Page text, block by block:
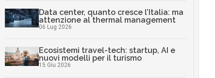
Data center, quanto cresce l’Italia: ma
attenzione al thermal management
06 Lug 2026
Ecosistemi travel-tech: startup, AI e
nuovi modelli per il turismo
15 Giu 2026